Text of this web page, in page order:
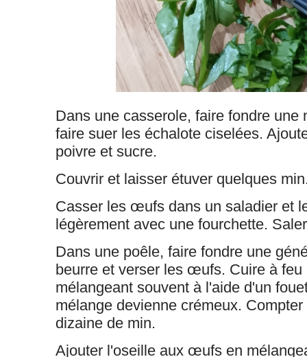
Dans une casserole, faire fondre une
faire suer les échalote ciselées.
poivre et sucre.
Couvrir et laisser étuver quelques
Casser les œufs dans un saladier et
légèrement avec une fourchette.
Dans une poêle, faire fondre une
beurre et verser les œufs. Cuire à feu
mélangeant souvent à l'aide d'un
mélange devienne crémeux.
dizaine de min.
Ajouter l'oseille aux œufs en